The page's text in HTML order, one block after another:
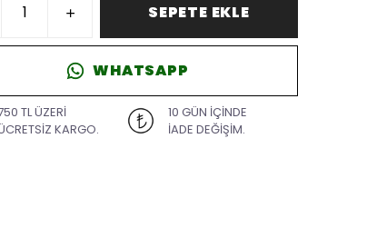
SEPETE EKLE
WHATSAPP
TL ÜZERİ
KARGO.
10 GÜN İÇİNDE
İADE DEĞİŞİM.